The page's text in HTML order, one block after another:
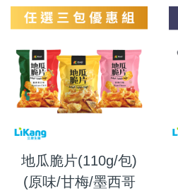
地瓜脆片(110g/包)
(原味/甘梅/墨西哥